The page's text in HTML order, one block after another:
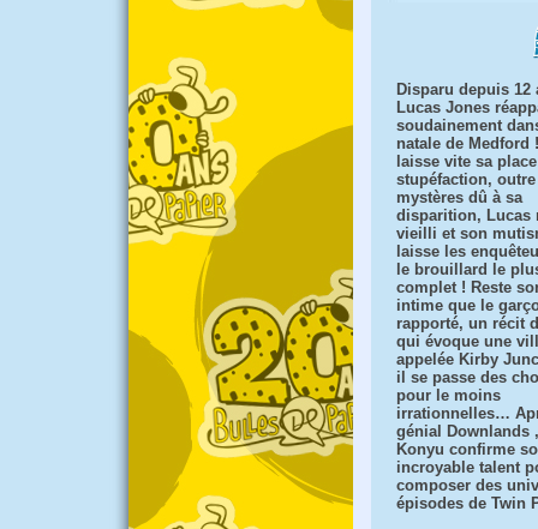
Disparu depuis 12
Lucas Jones
soudainement
natale de Medford
laisse vite sa
stupéfaction,
mystères dû à sa
disparition, Lucas
vieilli et son
laisse les
le brouillard le
complet ! Reste
intime que le
rapporté, un récit
qui évoque une
appelée Kirby
il se passe des
pour le moins
irrationnelles…
génial Downlands
Konyu confirme
incroyable talent
composer des
épisodes de Twin